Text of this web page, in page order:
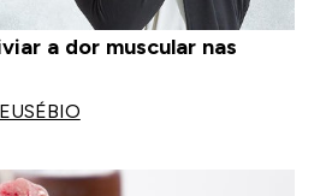
a dor muscular nas